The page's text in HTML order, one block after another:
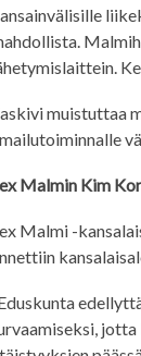
muistuttaa
Malmin Kim
Malmi -